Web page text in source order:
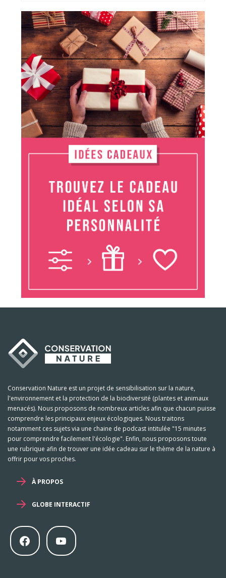
Conservation Nature est un projet de sensibilisation sur la nature,
l'environnement et la protection de la biodiversité (plantes et animaux
menacés). Nous proposons de nombreux articles afin que chacun puisse
comprendre les principaux enjeux écologiques. Nous traitons
notamment ces sujets via une chaine de podcast intitulée "15 minutes
pour comprendre facilement l'écologie". Enfin, nous proposons toute
une rubrique afin de trouver une idée cadeau sur le thème de la nature à
offrir pour vos proches.
À PROPOS
GLOBE INTERACTIF